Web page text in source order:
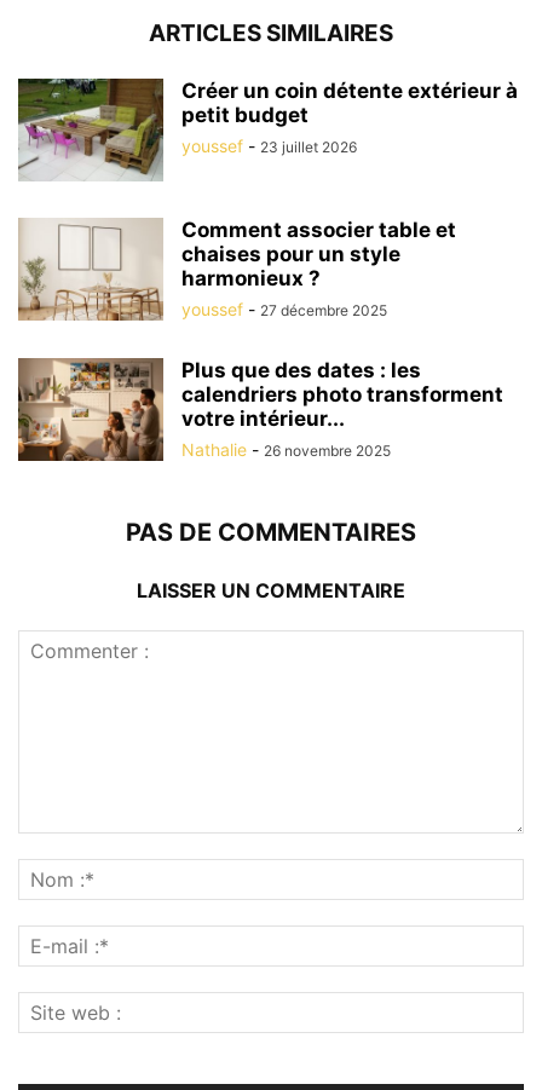
ARTICLES SIMILAIRES
Créer un coin détente extérieur à
petit budget
youssef - 23 juillet 2026
Comment associer table et
chaises pour un style
harmonieux ?
youssef - 27 décembre 2025
Plus que des dates : les
calendriers photo transforment
votre intérieur...
Nathalie - 26 novembre 2025
PAS DE COMMENTAIRES
LAISSER UN COMMENTAIRE